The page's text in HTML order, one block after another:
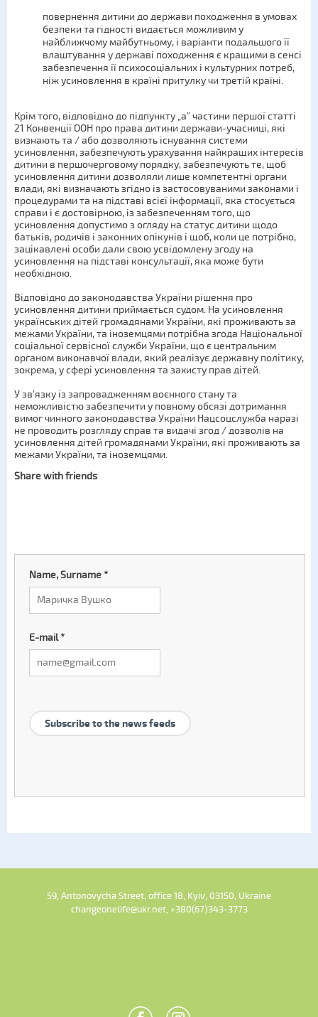
повернення дитини до держави походження в умовах
безпеки та гідності видається можливим у
найближчому майбутньому, і варіанти подальшого її
влаштування у державі походження є кращими в сенсі
забезпечення її психосоціальних і культурних потреб,
ніж усиновлення в країні притулку чи третій країні.
Крім того, відповідно до підпункту „а” частини першої статті
21 Конвенції ООН про права дитини держави-учасниці, які
визнають та / або дозволяють існування системи
усиновлення, забезпечують урахування найкращих інтересів
дитини в першочерговому порядку, забезпечують те, щоб
усиновлення дитини дозволяли лише компетентні органи
влади, які визначають згідно із застосовуваними законами і
процедурами та на підставі всієї інформації, яка стосується
справи і є достовірною, із забезпеченням того, що
усиновлення допустимо з огляду на статус дитини щодо
батьків, родичів і законних опікунів і щоб, коли це потрібно,
зацікавлені особи дали свою усвідомлену згоду на
усиновлення на підставі консультації, яка може бути
необхідною.
Відповідно до законодавства України рішення про
усиновлення дитини приймається судом. На усиновлення
українських дітей громадянами України, які проживають за
межами України, та іноземцями потрібна згода Національної
соціальної сервісної служби України, що є центральним
органом виконавчої влади, який реалізує державну політику,
зокрема, у сфері усиновлення та захисту прав дітей.
У зв’язку із запровадженням воєнного стану та
неможливістю забезпечити у повному обсязі дотримання
вимог чинного законодавства України Нацсоцслужба наразі
не проводить розгляду справ та видачі згод / дозволів на
усиновлення дітей громадянами України, які проживають за
межами України, та іноземцями.
Share with friends
Name, Surname*
E-mail*
Subscribe to the news feeds
59, Antonovycha Street, office 18, Kyiv, 03150, Ukraine
changeonelife@ukr.net, +380(67)343-3773